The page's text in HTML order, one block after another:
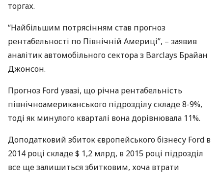
торгах.
“Найбільшим потрясінням став прогноз
рентабельності по Північній Америці”, – заявив
аналітик автомобільного сектора з Barclays Брайан
Джонсон.
Прогноз Ford увазі, що річна рентабельність
північноамериканського підрозділу складе 8-9%,
тоді як минулого кварталі вона дорівнювала 11%.
Доподатковий збиток європейського бізнесу Ford в
2014 році складе $ 1,2 млрд, в 2015 році підрозділ
все ще залишиться збитковим, хоча втрати